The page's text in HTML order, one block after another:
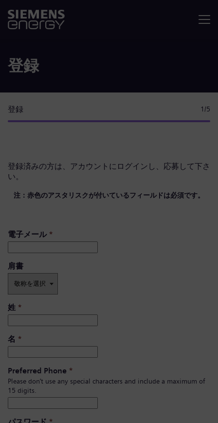
登録
登録 1 /5
登録済みの方は、 アカウントにログイン し、応募して下さ
い。
注：赤色のアスタリスクが付いているフィールドは必須です。
電子メール*
肩書 ​
姓 *
名 *
Preferred Phone *
Please don’t use any special characters and include a maximum of
15 digits.